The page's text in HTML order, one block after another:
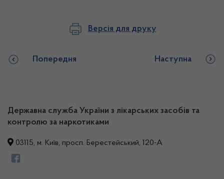
Версія для друку
Попередня Наступна
Державна служба України з лікарських засобів та
контролю за наркотиками
03115, м. Київ, просп. Берестейський, 120-А